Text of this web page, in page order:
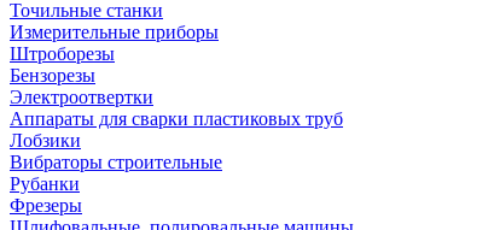
Точильные станки
Измерительные приборы
Штроборезы
Бензорезы
Электроотвертки
Аппараты для сварки пластиковых труб
Лобзики
Вибраторы строительные
Рубанки
Фрезеры